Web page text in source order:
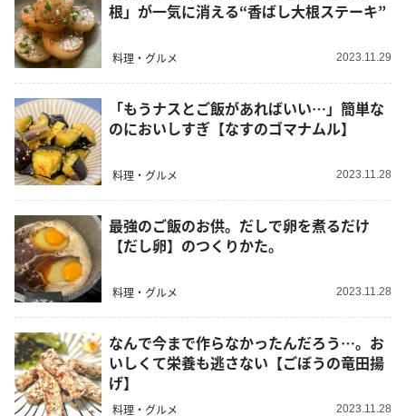
根」が一気に消える“香ばし大根ステーキ”
料理・グルメ 2023.11.29
「もうナスとご飯があればいい…」簡単な
のにおいしすぎ【なすのゴマナムル】
料理・グルメ 2023.11.28
最強のご飯のお供。だしで卵を煮るだけ
【だし卵】のつくりかた。
料理・グルメ 2023.11.28
なんで今まで作らなかったんだろう…。お
いしくて栄養も逃さない【ごぼうの竜田揚
げ】
料理・グルメ 2023.11.28